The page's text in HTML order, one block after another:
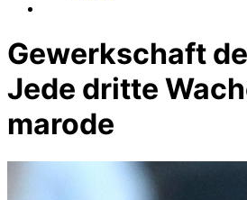
Gewerkschaft
Jede dritte
marode